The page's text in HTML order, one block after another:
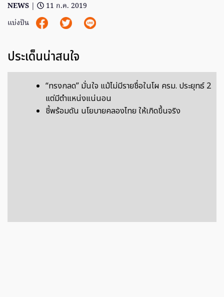
NEWS |
11 ก.ค. 2019
แบ่งปัน
ประเด็นน่าสนใจ
“ทรงกลด” มั่นใจ แม้ไม่มีรายชื่อในโผ ครม. ประยุทธ์ 2
แต่มีตำแหน่งแน่นอน
ชี้พร้อมดัน นโยบายคลองไทย ให้เกิดขึ้นจริง